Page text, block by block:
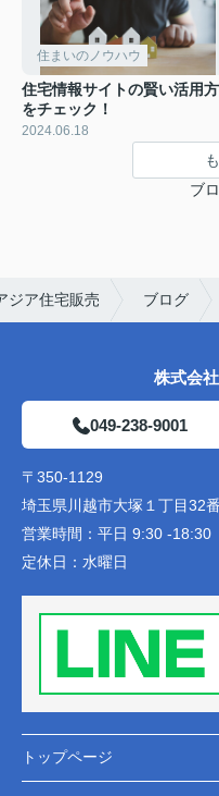
住まいのノウハウ
住宅情報サイトの賢い活用
をチェック！
2024.06.18
ブ
ジア住宅販売 ブログ
株式会
049-238-9001
〒350-1129
埼玉県川越市大塚１丁目32
営業時間： 平日 9:30 -
定休日： 水曜日
トップページ